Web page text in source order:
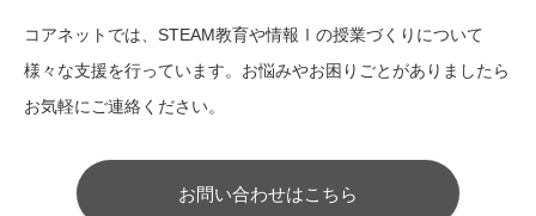
コアネットでは、STEAM教育や情報Ⅰの授業づくりについて
様々な支援を行っています。お悩みやお困りごとがありましたら
お気軽にご連絡ください。
お問い合わせはこちら